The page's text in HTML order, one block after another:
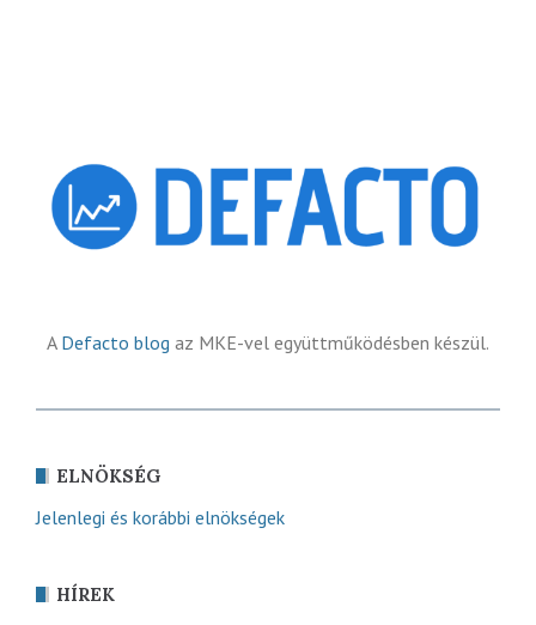
A Defacto blog az MKE-vel együttműködésben készül.
ELNÖKSÉG
Jelenlegi és korábbi elnökségek
HÍREK